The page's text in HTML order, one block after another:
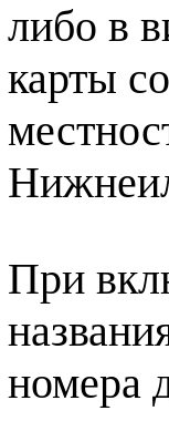
либо в
карты
При
номера